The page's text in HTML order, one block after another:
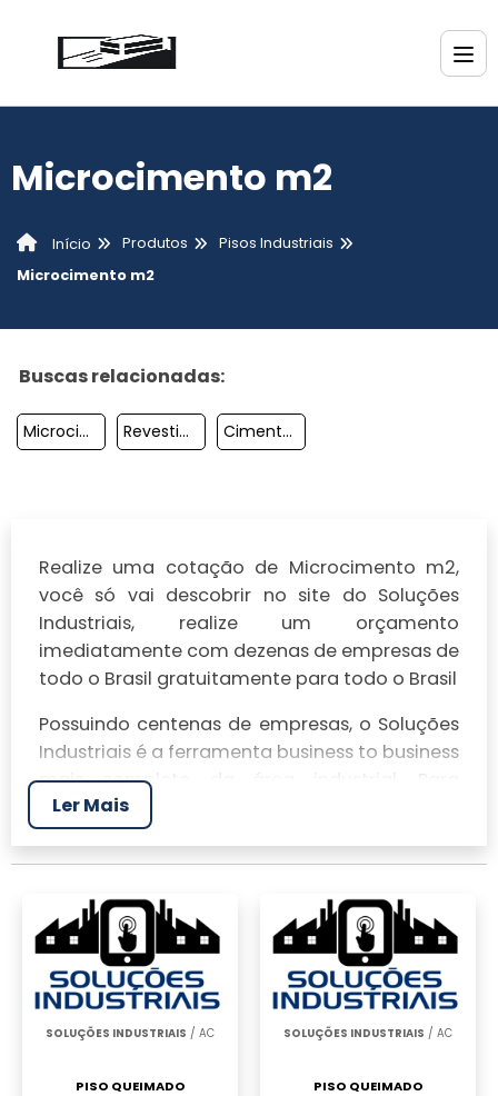
Microcimento m2
Início Produtos
Pisos Industriais
Microcimento m2
Buscas relacionadas:
Microcimento óxido Revestimento Cimento Marmorizado Cimento Polimérico Para Impermeabilização
Realize uma cotação de Microcimento m2,
você só vai descobrir no site do Soluções
Industriais, realize um orçamento
imediatamente com dezenas de empresas de
todo o Brasil gratuitamente para todo o Brasil
Possuindo centenas de empresas, o Soluções
Industriais é a ferramenta business to business
mais completo da área industrial. Para
realizar um orçamento de Microcimento m2,
clique em um ou mais dos anuciantes a
seguir:
Ler Mais
SOLUÇÕES INDUSTRIAIS / AC
PISO QUEIMADO
SOLUÇÕES INDUSTRIAIS / AC
PISO QUEIMADO